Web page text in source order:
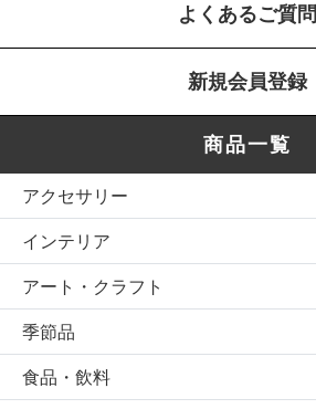
よくあるご質問
新規会員登録
商品一覧
アクセサリー
インテリア
アート・クラフト
季節品
食品・飲料